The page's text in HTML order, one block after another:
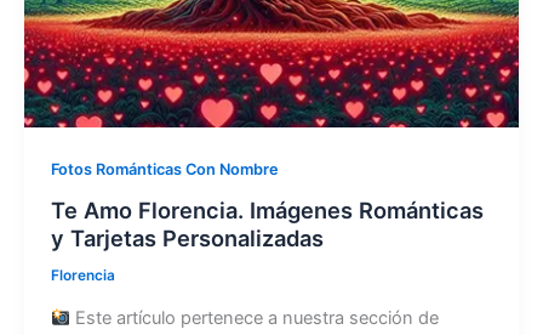
Fotos Románticas Con Nombre
Te Amo Florencia. Imágenes Románticas
y Tarjetas Personalizadas
Florencia
Este artículo pertenece a nuestra sección de